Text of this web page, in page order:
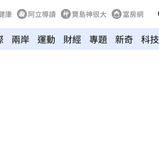
康 阿立導讀 寶島神很大 富房網
兩岸 運動 財經 專題 新奇 科技